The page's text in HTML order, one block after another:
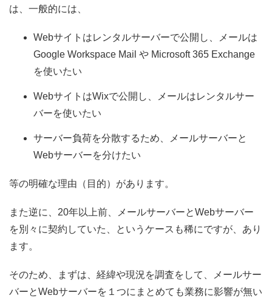
は、一般的には、
Webサイトはレンタルサーバーで公開し、メールは
Google Workspace Mail や Microsoft 365 Exchange
を使いたい
WebサイトはWixで公開し、メールはレンタルサー
バーを使いたい
サーバー負荷を分散するため、メールサーバーと
Webサーバーを分けたい
等の明確な理由（目的）があります。
また逆に、20年以上前、メールサーバーとWebサーバー
を別々に契約していた、というケースも稀にですが、あり
ます。
そのため、まずは、経緯や現況を調査をして、メールサー
バーとWebサーバーを１つにまとめても業務に影響が無い